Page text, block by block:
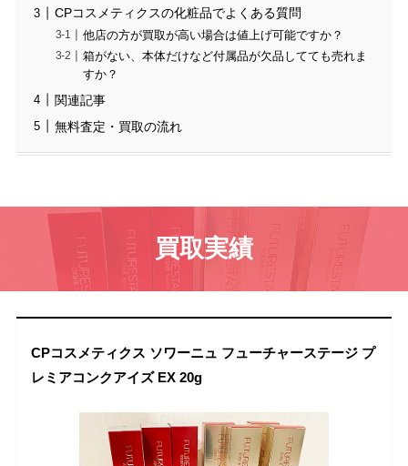
CPコスメティクスの化粧品でよくある質問
他店の方が買取が高い場合は値上げ可能ですか？
箱がない、本体だけなど付属品が欠品してても売れま
すか？
関連記事
無料査定・買取の流れ
買取実績
CPコスメティクス ソワーニュ フューチャーステージ プ
レミアコンクアイズ EX 20g